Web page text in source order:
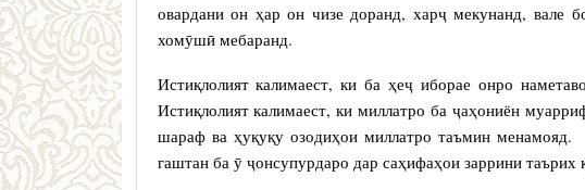
овардани он ҳар он чизе доранд, харҷ мекунанд, вале
хомӯшӣ мебаранд.
Истиқлолият калимаест, ки ба ҳеҷ иборае онро
Истиқлолият калимаест, ки миллатро ба ҷаҳониён
шараф ва ҳуқуқу озодиҳои миллатро таъмин
гаштан ба ӯ ҷонсупурдаро дар саҳифаҳои заррини